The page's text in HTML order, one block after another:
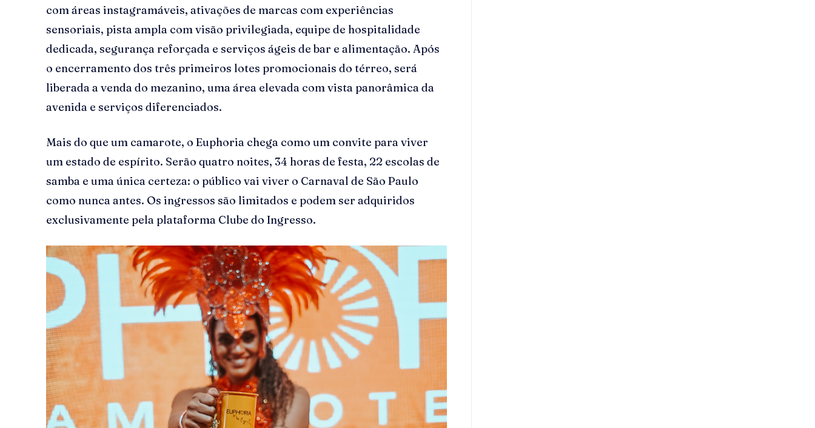
com áreas instagramáveis, ativações de marcas com experiências
sensoriais, pista ampla com visão privilegiada, equipe de hospitalidade
dedicada, segurança reforçada e serviços ágeis de bar e alimentação. Após
o encerramento dos três primeiros lotes promocionais do térreo, será
liberada a venda do mezanino, uma área elevada com vista panorâmica da
avenida e serviços diferenciados.
Mais do que um camarote, o Euphoria chega como um convite para viver
um estado de espírito. Serão quatro noites, 34 horas de festa, 22 escolas de
samba e uma única certeza: o público vai viver o Carnaval de São Paulo
como nunca antes. Os ingressos são limitados e podem ser adquiridos
exclusivamente pela plataforma Clube do Ingresso.